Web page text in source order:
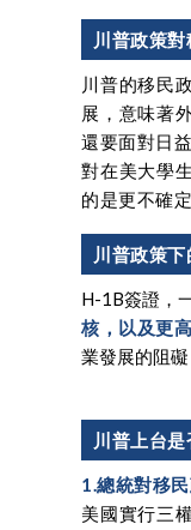
川普政策
川普的移民
展，意味著
還要面對日
對在美大學
的是更不確
川普政策
H-1B簽證，
核，以及更
業發展的阻礙
川普上台
1.總統對移
美國實行三